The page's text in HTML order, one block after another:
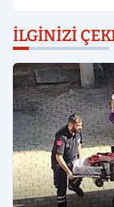
İLGINIZI